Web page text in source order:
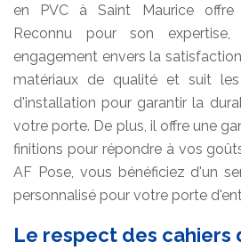
en PVC à Saint Maurice offre
Reconnu pour son
engagement envers la
matériaux de qualité et suit les
d'installation pour garantir la
votre porte. De plus, il offre une
finitions pour répondre à vos
AF Pose, vous bénéficiez d'un
personnalisé pour votre porte
Le respect des cahiers